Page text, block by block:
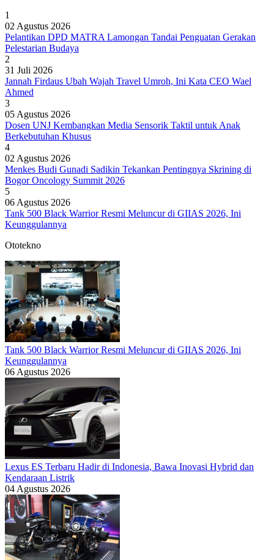
1
02 Agustus 2026
Pelantikan DPD MATRA Lamongan Tandai Penguatan Gerakan
Pelestarian Budaya
2
31 Juli 2026
Jannah Firdaus Ubah Wajah Travel Umroh, Ini Kata CEO Wael
Ahmed
3
05 Agustus 2026
Dosen UNJ Kembangkan Media Sensorik Taktil untuk Anak
Berkebutuhan Khusus
4
02 Agustus 2026
Menkes Budi Gunadi Sadikin Tekankan Pentingnya Skrining di
Bogor Oncology Summit 2026
5
06 Agustus 2026
Tank 500 Black Warrior Resmi Meluncur di GIIAS 2026, Ini
Keunggulannya
Ototekno
Tank 500 Black Warrior Resmi Meluncur di GIIAS 2026, Ini
Keunggulannya
06 Agustus 2026
Lexus ES Terbaru Hadir di Indonesia, Bawa Inovasi Hybrid dan
Kendaraan Listrik
04 Agustus 2026